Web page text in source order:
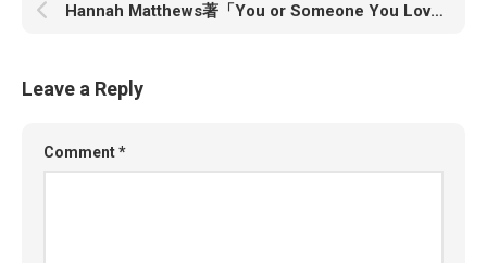
Hannah Matthews著「You or Someone You Love: Reflections from an Abortion Doula」
Leave a Reply
Comment*